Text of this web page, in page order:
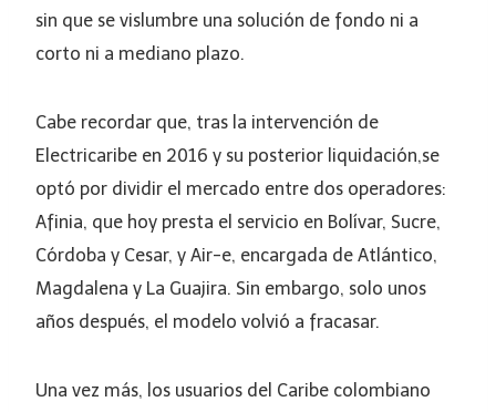
sin que se vislumbre una solución de fondo ni a
corto ni a mediano plazo.
Cabe recordar que, tras la intervención de
Electricaribe en 2016 y su posterior liquidación,se
optó por dividir el mercado entre dos operadores:
Afinia, que hoy presta el servicio en Bolívar, Sucre,
Córdoba y Cesar, y Air-e, encargada de Atlántico,
Magdalena y La Guajira. Sin embargo, solo unos
años después, el modelo volvió a fracasar.
Una vez más, los usuarios del Caribe colombiano